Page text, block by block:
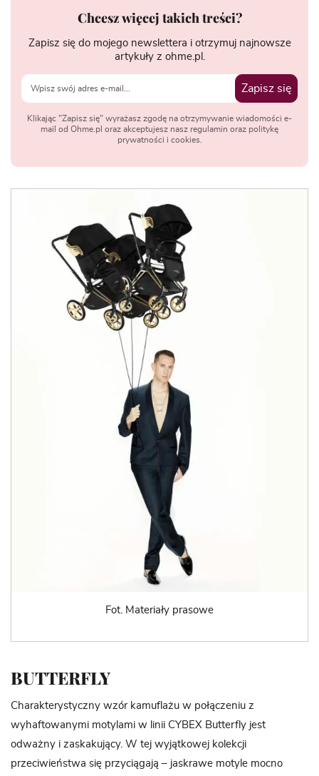
Chcesz więcej takich treści?
Zapisz się do mojego newslettera i otrzymuj najnowsze
artykuły z ohme.pl.
Zapisz się
Klikając "Zapisz się" wyrażasz zgodę na otrzymywanie wiadomości e-
mail od Ohme.pl oraz akceptujesz nasz regulamin oraz politykę
prywatności i cookies.
Fot. Materiały prasowe
BUTTERFLY
Charakterystyczny wzór kamuflażu w połączeniu z
wyhaftowanymi motylami w linii CYBEX Butterfly jest
odważny i zaskakujący. W tej wyjątkowej kolekcji
przeciwieństwa się przyciągają – jaskrawe motyle mocno